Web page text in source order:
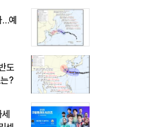
예
도
?